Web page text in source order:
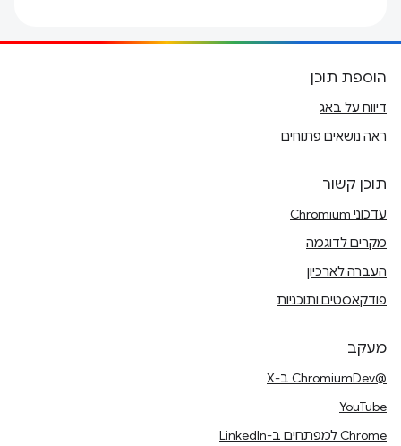
הוספת תוכן
דיווח על באג
ראה נושאים פתוחים
תוכן קשור
עדכוני Chromium
מקרים לדוגמה
העברה לארכיון
פודקאסטים ותוכניות
מעקב
@ChromiumDev ב-X
YouTube
Chrome למפתחים ב-LinkedIn